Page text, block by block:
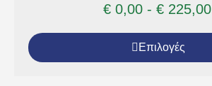
€0,00- €225,00
Επιλογές